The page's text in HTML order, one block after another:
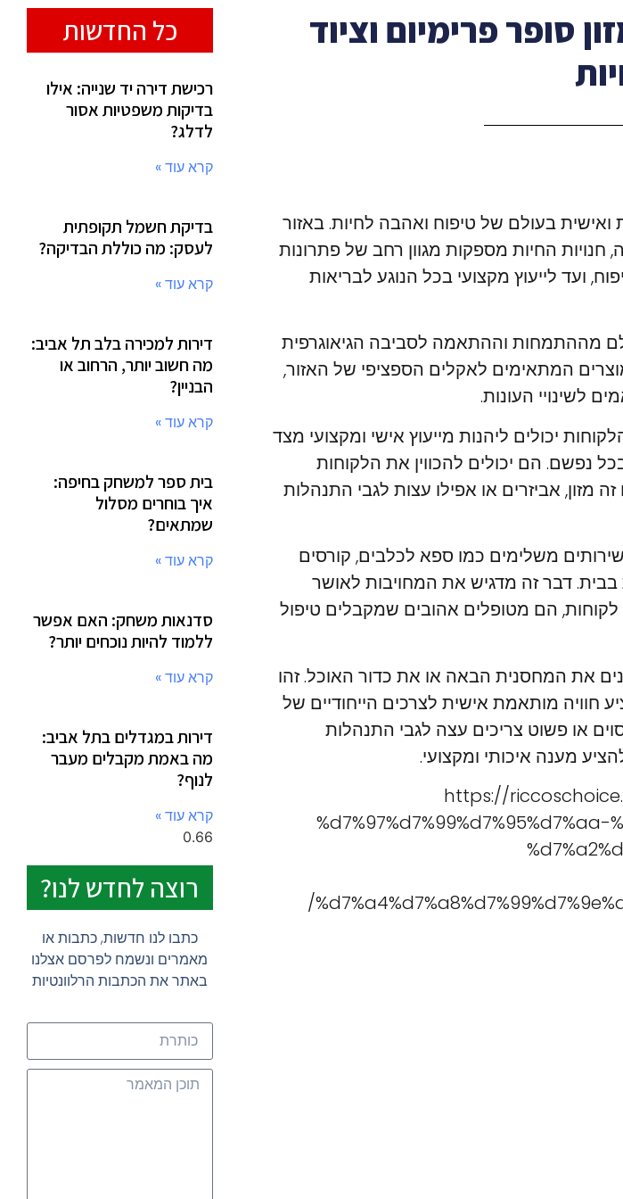
סופר פרימיום וציוד
ואישית בעולם של טיפוח ואהבה לחיות. באזור
החיות מספקות מגוון רחב של פתרונות
ועד לייעוץ מקצועי בכל הנוגע לבריאות
מההתמחות וההתאמה לסביבה הגיאוגרפית
המתאימים לאקלים הספציפי של האזור,
לשינויי העונות.
יכולים ליהנות מייעוץ אישי ומקצועי מצד
נפשם. הם יכולים להכווין את הלקוחות
אביזרים או אפילו עצות לגבי התנהלות
משלימים כמו ספא לכלבים, קורסים
בבית. דבר זה מדגיש את המחויבות לאושר
הם מטופלים אהובים שמקבלים טיפול
את המחסנית הבאה או את כדור האוכל. זהו
חוויה מותאמת אישית לצרכים הייחודיים של
או פשוט צריכים עצה לגבי התנהלות
מענה איכותי ומקצועי.
https://
%d7%97%d7%99%d7%95%d7%aa-
כל החדשות
רכישת דירה יד שנייה: אילו
בדיקות משפטיות אסור
לדלג?
קרא עוד »
בדיקת חשמל תקופתית
לעסק: מה כוללת הבדיקה?
קרא עוד »
דירות למכירה בלב תל אביב:
מה חשוב יותר, הרחוב או
הבניין?
קרא עוד »
בית ספר למשחק בחיפה:
איך בוחרים מסלול
שמתאים?
קרא עוד »
סדנאות משחק: האם אפשר
ללמוד להיות נוכחים יותר?
קרא עוד »
דירות במגדלים בתל אביב:
מה באמת מקבלים מעבר
לנוף?
קרא עוד »
רוצה לחדש לנו?
כתבו לנו חדשות, כתבות או
מאמרים ונשמח לפרסם אצלנו
באתר את הכתבות הרלוונטיות